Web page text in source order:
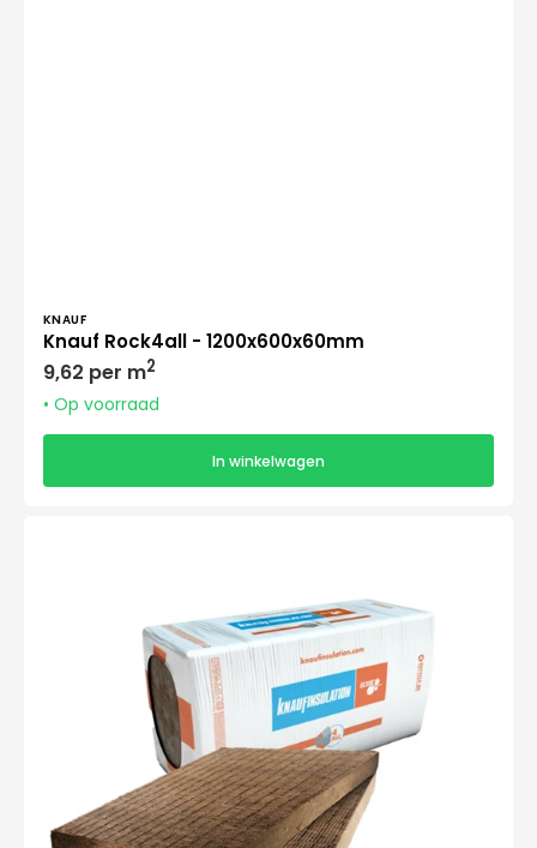
KNAUF
Knauf Rock4all - 1200x600x60mm
Normale
prijs
9,62 per m2
• Op voorraad
In winkelwagen
1200x600x70mm